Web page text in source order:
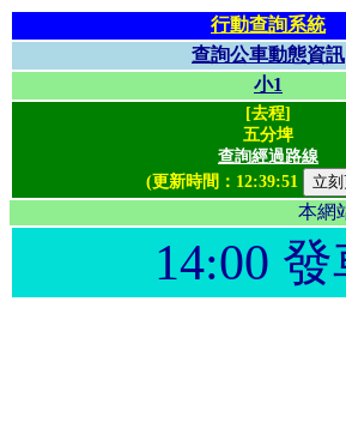
行動查詢系統
查詢公車動態資訊
小1
[去程]
五分埤
查詢經過路線
(更新時間： 12:39:51
本網
14:00